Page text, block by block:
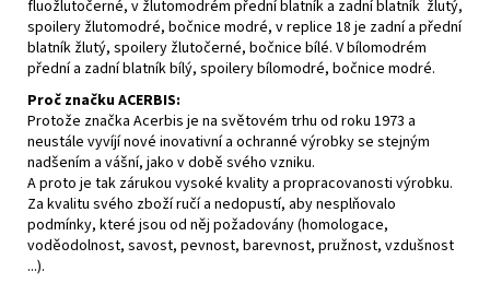
fluožlutočerné, v žlutomodrém přední blatník a zadní blatník žlutý,
spoilery žlutomodré, bočnice modré, v replice 18 je zadní a přední
blatník žlutý, spoilery žlutočerné, bočnice bílé. V bílomodrém
přední a zadní blatník bílý, spoilery bílomodré, bočnice modré.
Proč značku ACERBIS:
Protože značka Acerbis je na světovém trhu od roku 1973 a
neustále vyvíjí nové inovativní a ochranné výrobky se stejným
nadšením a vášní, jako v době svého vzniku.
A proto je tak zárukou vysoké kvality a propracovanosti výrobku.
Za kvalitu svého zboží ručí a nedopustí, aby nesplňovalo
podmínky, které jsou od něj požadovány (homologace,
voděodolnost, savost, pevnost, barevnost, pružnost, vzdušnost
...).